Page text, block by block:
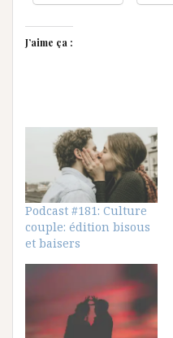
J’aime ça :
Podcast #181: Culture
couple: édition bisous
et baisers